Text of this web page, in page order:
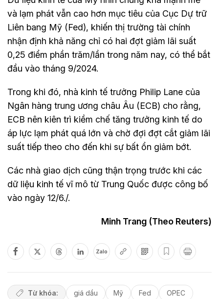
và lạm phát vẫn cao hơn mục tiêu của Cục Dự trữ
Liên bang Mỹ (Fed), khiến thị trường tài chính
nhận định khả năng chỉ có hai đợt giảm lãi suất
0,25 điểm phần trăm/lần trong năm nay, có thể bắt
đầu vào tháng 9/2024.
Trong khi đó, nhà kinh tế trưởng Philip Lane của
Ngân hàng trung ương châu Âu (ECB) cho rằng,
ECB nên kiên trì kiềm chế tăng trưởng kinh tế do
áp lực lạm phát quá lớn và chờ đợi đợt cắt giảm lãi
suất tiếp theo cho đến khi sự bất ổn giảm bớt.
Các nhà giao dịch cũng thận trọng trước khi các
dữ liệu kinh tế vĩ mô từ Trung Quốc được công bố
vào ngày 12/6./.
Minh Trang (Theo Reuters)
Zalo
Từ khóa: giá dầu Mỹ Fed OPEC